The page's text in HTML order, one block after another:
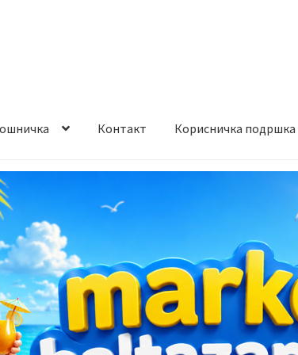
Контакт Корисничка подршка
и начин на плаќање
на производ Услови за користење